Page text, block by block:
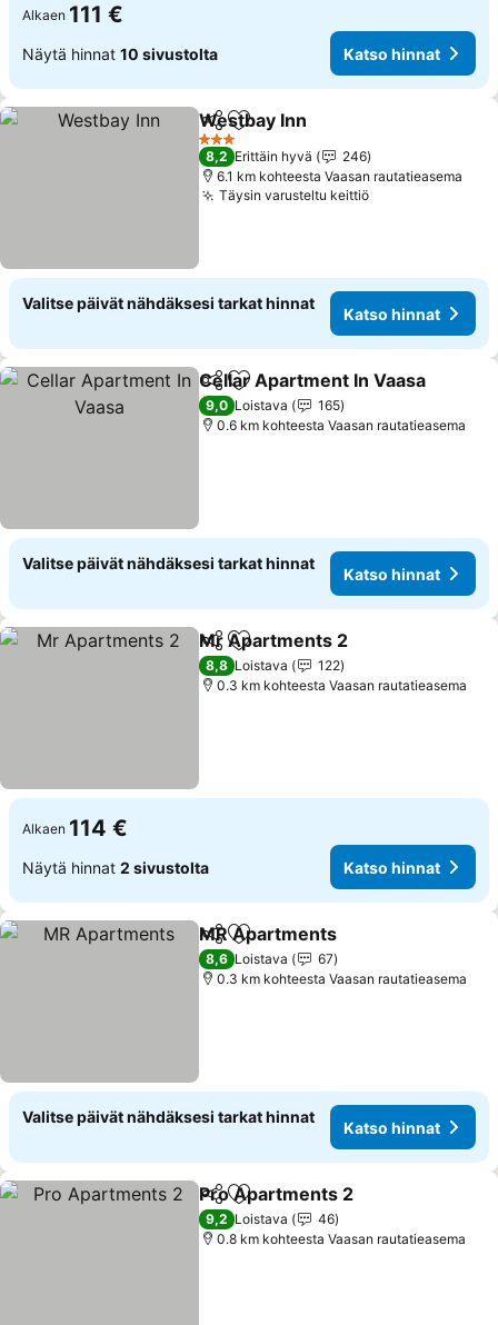
Alkaen 111 €
Näytä hinnat 10 sivustolta Katso hinnat
Jaa Lisää suosikkeihin
Westbay Inn
3 Tähtiluokitus
8,2 Erittäin hyvä
246
6.1 km kohteesta Vaasan rautatieasema
Täysin varusteltu keittiöKatso hinnat
Valitse päivät nähdäksesi tarkat hinnat
Katso hinnat
Jaa Lisää suosikkeihin
Cellar Apartment In Vaasa
9,0 Loistava
165
0.6 km kohteesta Vaasan rautatieasema
Valitse päivät nähdäksesi tarkat hinnat
Katso hinnat
Jaa Lisää suosikkeihin
Mr Apartments 2
8,8 Loistava
122
0.3 km kohteesta Vaasan rautatieasema
Alkaen 114 €
Näytä hinnat 2 sivustolta Katso hinnat
Jaa Lisää suosikkeihin
MR Apartments
8,6 Loistava
67
0.3 km kohteesta Vaasan rautatieasema
Valitse päivät nähdäksesi tarkat hinnat
Katso hinnat
Jaa Lisää suosikkeihin
Pro Apartments 2
9,2 Loistava
46
0.8 km kohteesta Vaasan rautatieasema